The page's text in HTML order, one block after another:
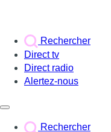
Rechercher
Direct tv
Direct radio
Alertez-nous
Rechercher